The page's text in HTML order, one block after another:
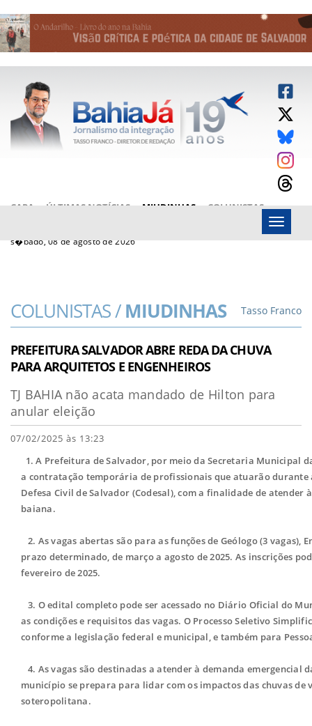
CAPA ÚLTIMAS NOTÍCIAS MIUDINHAS
COLUNISTAS
s�bado, 08 de agosto de 2026
Menu
COLUNISTAS /MIUDINHAS Tasso Franco
PREFEITURA SALVADOR ABRE REDA DA CHUVA
PARA ARQUITETOS E ENGENHEIROS
TJ BAHIA não acata mandado de Hilton para
anular eleição
07/02/2025 às 13:23
1. A Prefeitura de Salvador, por meio da Secretaria Municipal
a contratação temporária de profissionais que atuarão durante
Defesa Civil de Salvador (Codesal), com a finalidade de
baiana.
2. As vagas abertas são para as funções de Geólogo (3
prazo determinado, de março a agosto de 2025. As inscrições
fevereiro de 2025.
3. O edital completo pode ser acessado no Diário Oficial do
as condições e requisitos das vagas. O Processo Seletivo
conforme a legislação federal e municipal, e também para
4. As vagas são destinadas a atender à demanda emergencial
município se prepara para lidar com os impactos das chuvas
soteropolitana.